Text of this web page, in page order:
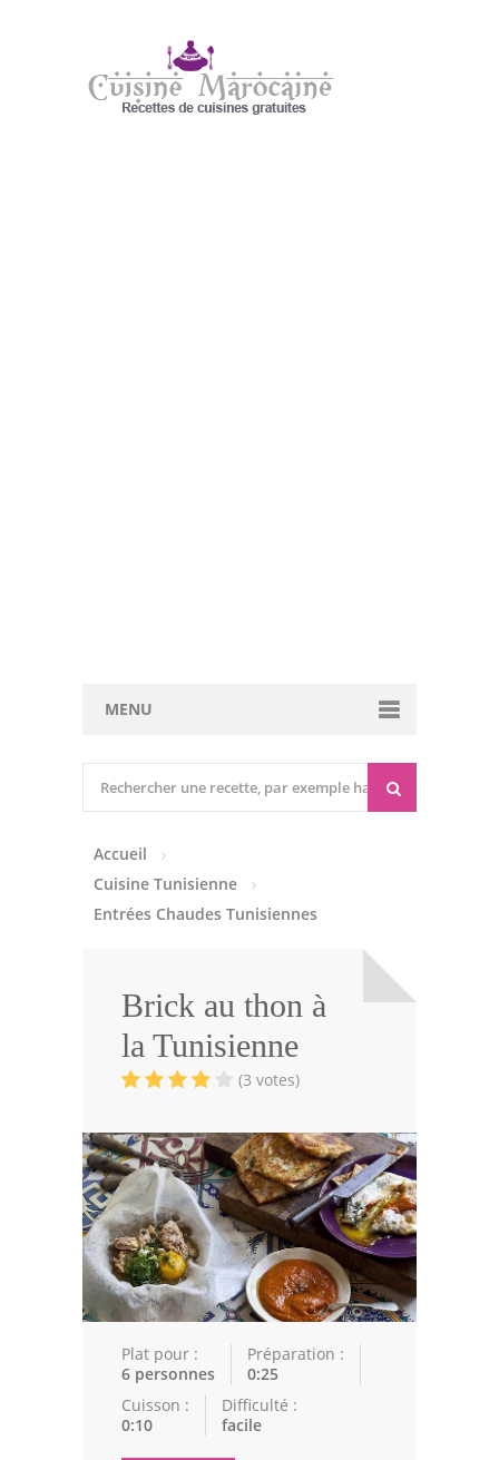
MENU
Entrées Froides
Tajines
Viandes
Volailles
Poissons
Soupes
Pâtisseries
Epices
Recettes Marocaine
Tajines
Viandes
Accueil
Cuisine Tunisienne
Entrées Chaudes Tunisiennes
Brick au thon à
la Tunisienne
(3 votes)
Plat pour :
6 personnes
Préparation :
0:25
Cuisson :
0:10
Difficulté :
facile